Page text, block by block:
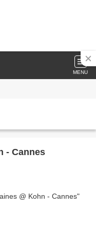
MENU
- Cannes